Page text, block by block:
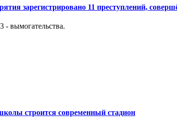
зарегистрировано 11 преступлений,
- вымогательства.
строится современный стадион